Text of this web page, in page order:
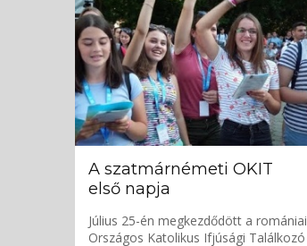
A szatmárnémeti OKIT
első napja
Július 25-én megkezdődött a romániai
Országos Katolikus Ifjúsági Találkozó